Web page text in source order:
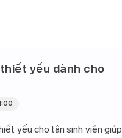
yếu dành cho
yếu cho tân sinh viên giúp